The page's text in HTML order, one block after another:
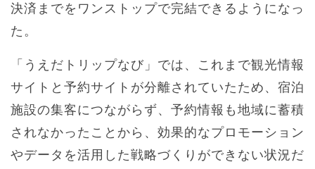
決済までをワンストップで完結できるようになっ
た。
「うえだトリップなび」では、これまで観光情報
サイトと予約サイトが分離されていたため、宿泊
施設の集客につながらず、予約情報も地域に蓄積
されなかったことから、効果的なプロモーション
やデータを活用した戦略づくりができない状況だ